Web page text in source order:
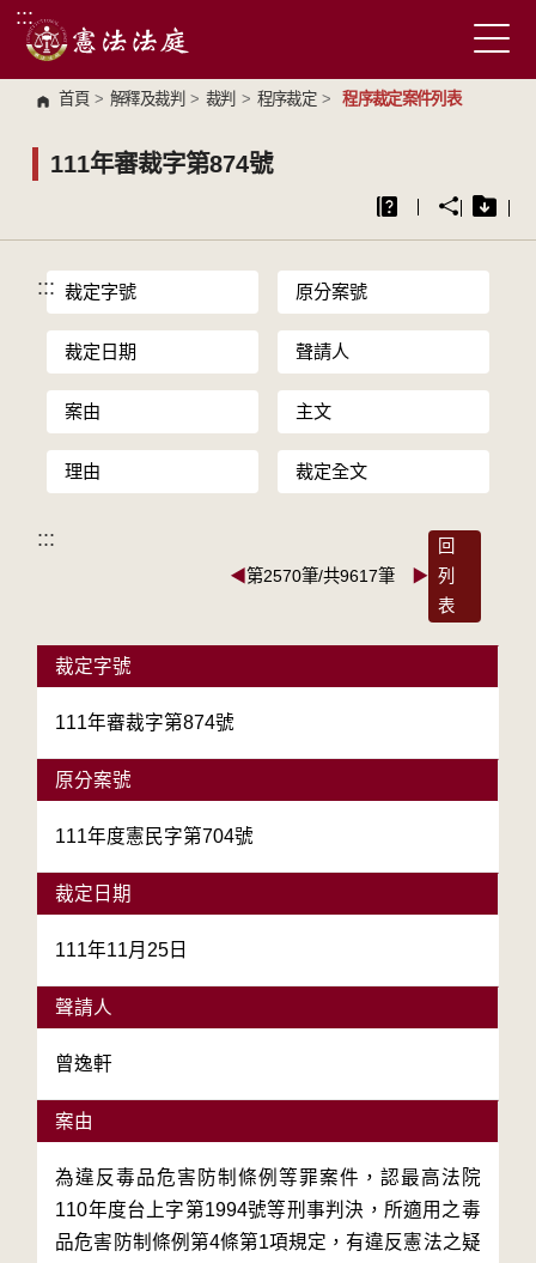
跳到主要內容區塊
:::
首頁 > 解釋及裁判 > 裁判 > 程序裁定 > 程序裁定案件列表
111年審裁字第874號
::: 裁定字號 原分案號
裁定日期 聲請人
案由 主文
理由 裁定全文
:::
◀第2570筆/共9617筆 ▶
回
列
表
裁定字號
111年審裁字第874號
原分案號
111年度憲民字第704號
裁定日期
111年11月25日
聲請人
曾逸軒
案由
為違反毒品危害防制條例等罪案件，認最高法院
110年度台上字第1994號等刑事判決，所適用之毒
品危害防制條例第4條第1項規定，有違反憲法之疑